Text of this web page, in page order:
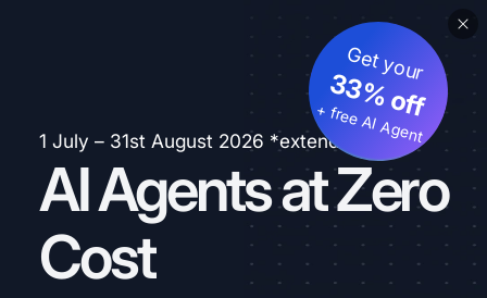
1 July – 31st August 2026 *extended
AI Agents at Zero
Cost
Get your
33% off
+ free AI Agent